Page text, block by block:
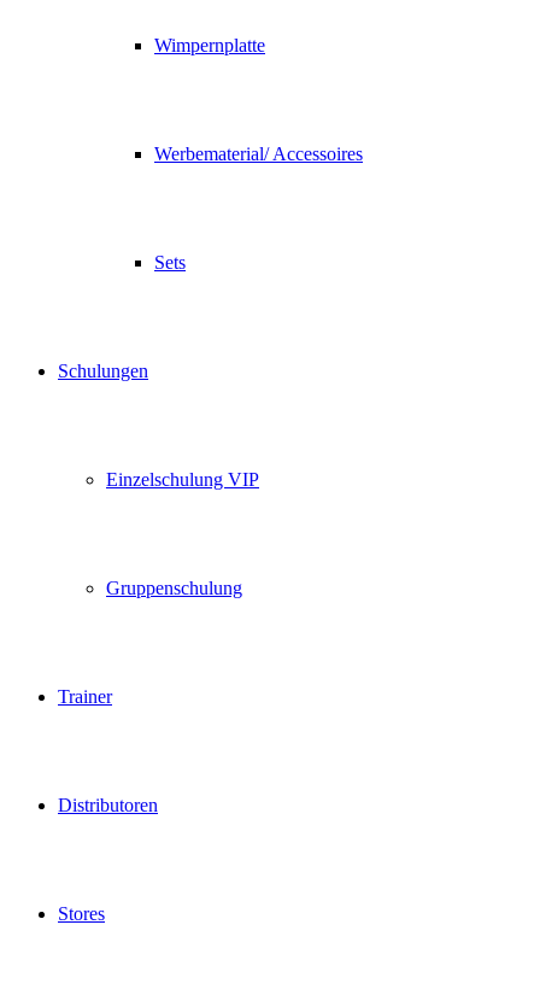
Wimpernplatte
Werbematerial/ Accessoires
Sets
Schulungen
Einzelschulung VIP
Gruppenschulung
Trainer
Distributoren
Stores